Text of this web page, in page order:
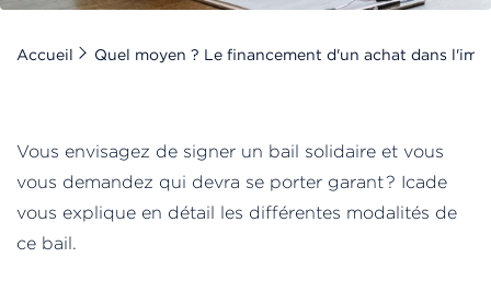
Accueil Quel moyen ? Le financement d'un achat dans
Vous envisagez de signer un bail solidaire et vous
vous demandez qui devra se porter garant ? Icade
vous explique en détail les différentes modalités de
ce bail.